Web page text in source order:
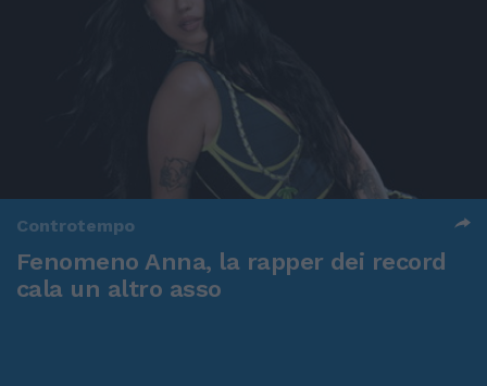
Controtempo
Fenomeno Anna, la rapper dei record
cala un altro asso